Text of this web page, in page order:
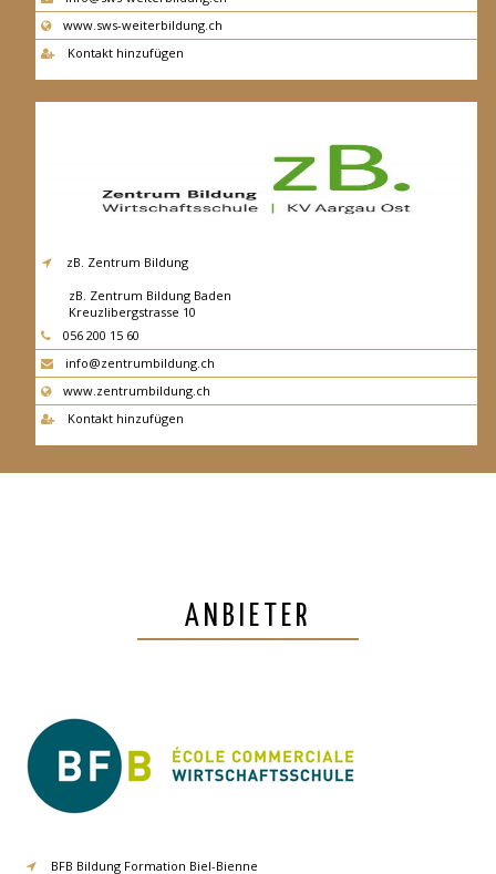
www.sws-weiterbildung.ch
Kontakt hinzufügen
zB. Zentrum Bildung
zB. Zentrum Bildung Baden
Kreuzlibergstrasse 10
5400 Baden
056 200 15 60
info@zentrumbildung.ch
www.zentrumbildung.ch
Kontakt hinzufügen
ANBIETER
BFB Bildung Formation Biel-Bienne